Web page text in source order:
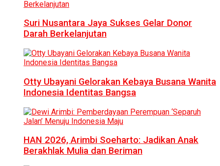
Suri Nusantara Jaya Sukses Gelar Donor
Darah Berkelanjutan
Otty Ubayani Gelorakan Kebaya Busana Wanita
Indonesia Identitas Bangsa
HAN 2026, Arimbi Soeharto: Jadikan Anak
Berakhlak Mulia dan Beriman